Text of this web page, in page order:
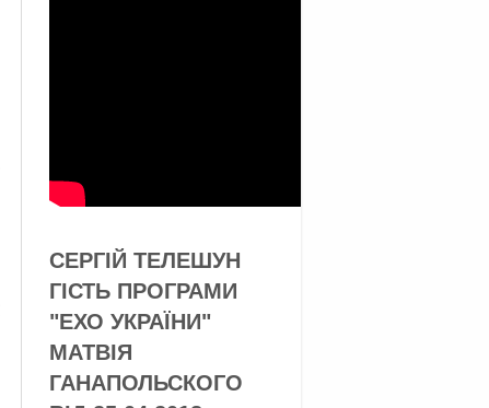
СЕРГІЙ ТЕЛЕШУН
ГІСТЬ ПРОГРАМИ
"ЕХО УКРАЇНИ"
МАТВІЯ
ГАНАПОЛЬСКОГО